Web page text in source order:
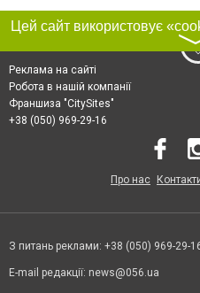
Реклама на сайті
Робота в нашій компанії
Франшиза "CitySites"
+38 (050) 969-29-16
Про нас
З питань реклами: +38 (050) 969-29-
E-mail редакції: news@056.ua